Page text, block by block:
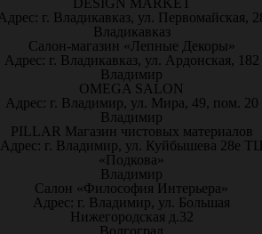
DESIGN MARKET
г. Владикавказ, ул. Первомайская,
Владикавказ
Салон-магазин «Лепные Декоры»
Адрес: г. Владикавказ, ул. Ардонская, 182
Владимир
OMEGA SALON
Адрес: г. Владимир, ул. Мира, 49, пом. 20
Владимир
PILLAR Магазин чистовых материалов
Адрес: г. Владимир, ул. Куйбышева 28е ТЦ
«Подкова»
Владимир
Салон «Философия Интерьера»
Адрес: г. Владимир, ул. Большая
Нижегородская д.32
Волгоград